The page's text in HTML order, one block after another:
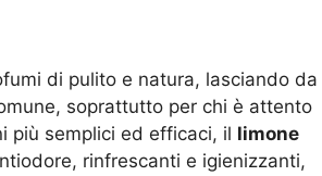
di pulito e natura, lasciando da
soprattutto per chi è attento
più semplici ed efficaci, il limone
rinfrescanti e igienizzanti,